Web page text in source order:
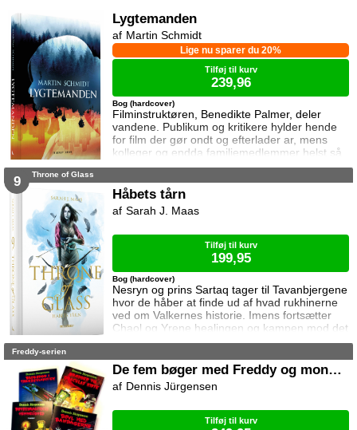
mod Erawans rædsler?
Lygtemanden
Filminstruktøren, Benedikte Palmer, deler
vandene. Publikum og kritikere hylder hende
for film der gør ondt og efterlader ar, mens
kolleger og endda familiemedlemmer helst så
hende forsvinde. Under en rejse til Los
miste livet. Da efterforskningen fortsætter
nyuddannede agent April Biggs for at assistere
Bog (hardcover)
Lige nu sparer du 20%
Martin Schmidt
Tilføj til kurv
239,96
9 Throne of Glass
Håbets tårn
Nesryn og prins Sartaq tager til Tavanbjergene
hvor de håber at finde ud af hvad rukhinerne
ved om Valkernes historie. Imens fortsætter
Chaol og Yrene healingen og kampen mod det
mystiske mørke som lurer inden i ham. Men
deres venner derhjemme.
Bog (hardcover)
Sarah J. Maas
Tilføj til kurv
199,95
Freddy-serien
De fem bøger med Freddy og monstrene
Dennis Jürgensen
Tilføj til kurv